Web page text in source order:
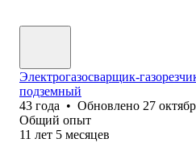
Электрогазосварщик-
подземный
43 года • Обновлено 27
Общий опыт
11 лет 5 месяцев